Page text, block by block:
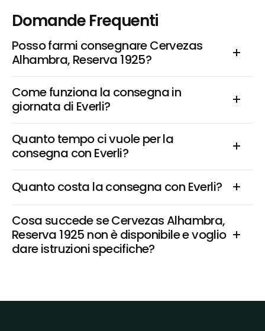
Domande Frequenti
Posso farmi consegnare Cervezas
Alhambra, Reserva 1925?
Come funziona la consegna in
giornata di Everli?
Quanto tempo ci vuole per la
consegna con Everli?
Quanto costa la consegna con Everli?
Cosa succede se Cervezas Alhambra,
Reserva 1925 non è disponibile e voglio
dare istruzioni specifiche?